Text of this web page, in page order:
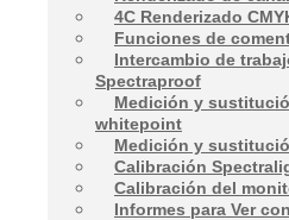
4C Renderizado
Funciones de
Intercambio de
Spectraproof
Medición y
whitepoint
Medición y
Calibración
Calibración del
Informes para Ver
Inicio /Spectraproof/
1.332,00€ - 3.000,00€